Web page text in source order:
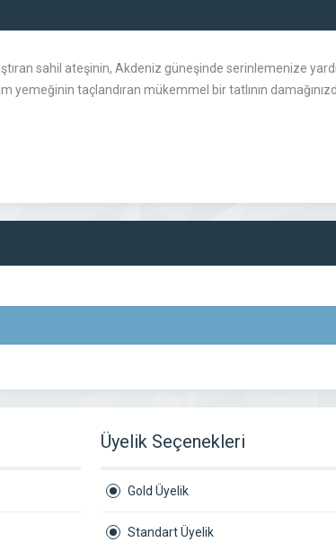
sahil ateşinin, Akdeniz güneşinde serinlemenize
taçlandıran mükemmel bir tatlının
Üyelik Seçenekleri
Gold Üyelik
Standart Üyelik